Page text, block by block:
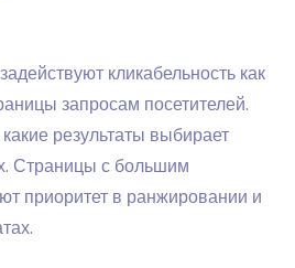
кликабельность как
запросам посетителей.
результаты выбирает
Страницы с большим
приоритет в ранжировании и